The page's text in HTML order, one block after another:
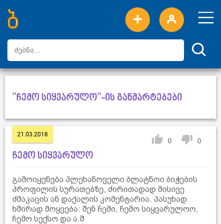
ახალი სიტყვები
ტოპ სიტყვები
დღის ტოპ სიტყვები
ტოპ მომხმარებლები
"ჩემო სიყვარულო"-ის განმარტებები
21.03.2018
0 0
ჩემო სიყვარულო
გამოიყენება პლეხანოველი ბლატნოი ბიჭების
პროფილის სურათებზე, ძირითადად მისივე
ძმაკაცის ან დაქალის კომენტარია. პასუხად
ხშირად მოყვება: შენ ჩემი, ჩემო სიყვარულოო,
ჩემო სექსო და ა.შ